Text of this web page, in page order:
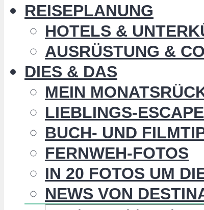
REISEPLANUNG
HOTELS &
AUSRÜSTUNG &
DIES & DAS
MEIN
LIEBLINGS-
BUCH- UND
FERNWEH-FOTOS
IN 20 FOTOS UM
NEWS VON